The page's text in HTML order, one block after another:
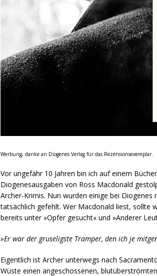
Werbung, danke an Diogenes Verlag für das Rezensionsexemplar.
Vor ungefähr 10 Jahren bin ich auf einem
Diogenesausgaben von Ross Macdonald
Archer-Krimis. Nun wurden einige bei
tatsächlich gefehlt. Wer Macdonald liest, sollte
bereits unter »Opfer gesucht« und »Anderer
»Er war der gruseligste Tramper, den ich je
Eigentlich ist Archer unterwegs nach
Wüste einen angeschossenen,